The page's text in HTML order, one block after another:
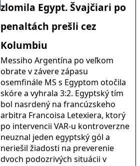
zlomila Egypt. Švajčiari po
penaltách prešli cez
Kolumbiu
Messiho Argentína po veľkom
obrate v závere zápasu
osemfinále MS s Egyptom otočila
skóre a vyhrala 3:2. Egyptský tím
bol nasrdený na francúzskeho
arbitra Francoisa Letexiera, ktorý
po intervencii VAR-u kontroverzne
neuznal jeden egyptský gól a
neriešil žiadosti na preverenie
dvoch podozrivých situácii v